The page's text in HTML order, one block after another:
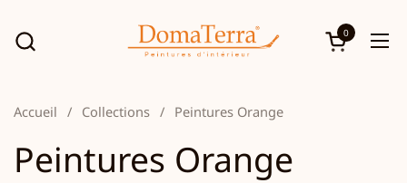
Ouvrir le
0
Accueil / Collections / Peintures Orange
Peintures Orange